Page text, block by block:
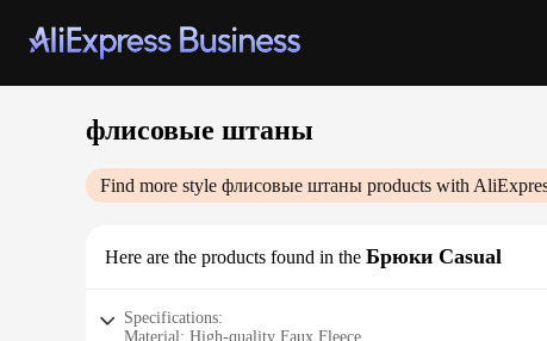
флисовые штаны
Find more style флисовые штаны products with
Here are the products found in the Брюки Casual
Specifications:
Material: High-quality Faux Fleece